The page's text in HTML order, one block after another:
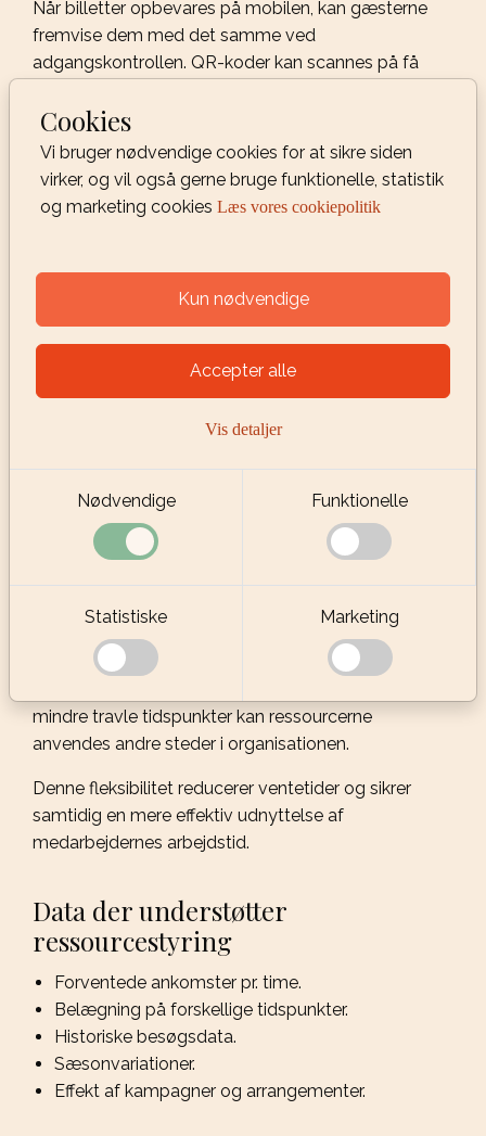
Cookies
Vi bruger nødvendige cookies for at sikre siden
virker, og vil også gerne bruge funktionelle, statistik
og marketing cookies Læs vores cookiepolitik
Kun nødvendige
Accepter alle
Vis detaljer
Nødvendige Funktionelle
Statistiske Marketing
Når billetter opbevares på mobilen, kan gæsterne
fremvise dem med det samme ved
adgangskontrollen. QR-koder kan scannes på få
sammenlignet med traditionelle papirbilletter.
Mange moderne systemer understøtter også
digitale årskort, medlemskort og sæsonpas, som
kan verificeres automatisk uden manuel kontrol.
HVOR MANGE BESØGENDE?
Optimal ressourcestyring
reducerer flaskehalse
Ressourcestyring spiller en lige så vigtig rolle. Når
virksomheden har adgang til data om forventede
ankomster, kan bemandingen tilpasses mere
præcist.
Hvis billetsystemet viser, at mange gæster forventes
mellem kl. 10 og 11, kan flere medarbejdere
mindre travle tidspunkter kan ressourcerne
anvendes andre steder i organisationen.
Denne fleksibilitet reducerer ventetider og sikrer
samtidig en mere effektiv udnyttelse af
medarbejdernes arbejdstid.
Data der understøtter
ressourcestyring
Forventede ankomster pr. time.
Belægning på forskellige tidspunkter.
Historiske besøgsdata.
Sæsonvariationer.
Effekt af kampagner og arrangementer.